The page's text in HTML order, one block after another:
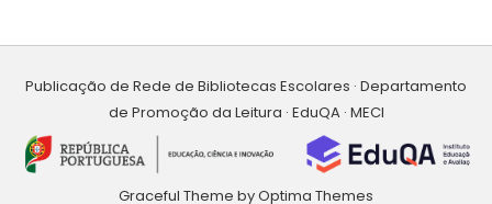
Publicação de Rede de Bibliotecas Escolares · Departamento
de Promoção da Leitura · EduQA · MECI
Graceful Theme byOptima Themes